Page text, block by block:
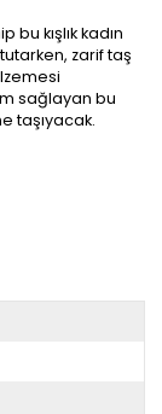
kışlık kadın
tutarken, zarif taş
sağlayan bu
taşıyacak.